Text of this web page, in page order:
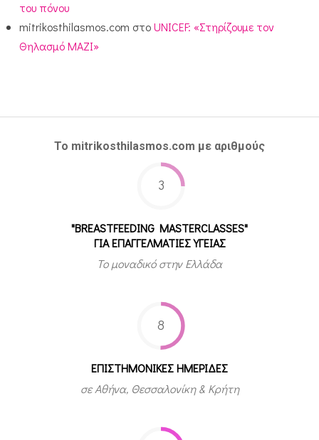
του πόνου
mitrikosthilasmos.com στοUNICEF: «Στηρίζουμε τον
Θηλασμό ΜΑΖΙ»
Το mitrikosthilasmos.com με αριθμούς
3
"BREASTFEEDING MASTERCLASSES"
ΓΙΑ ΕΠΑΓΓΕΛΜΑΤΙΕΣ ΥΓΕΙΑΣ
Το μοναδικό στην Ελλάδα
8
ΕΠΙΣΤΗΜΟΝΙΚΕΣ ΗΜΕΡΙΔΕΣ
σε Αθήνα, Θεσσαλονίκη & Κρήτη